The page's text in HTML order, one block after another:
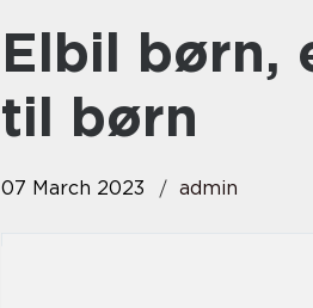
Elbil børn, elbil til børn, elbiler
til børn
07 March 2023 admin